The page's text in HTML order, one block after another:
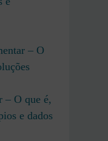
– O
– O que é,
e dados